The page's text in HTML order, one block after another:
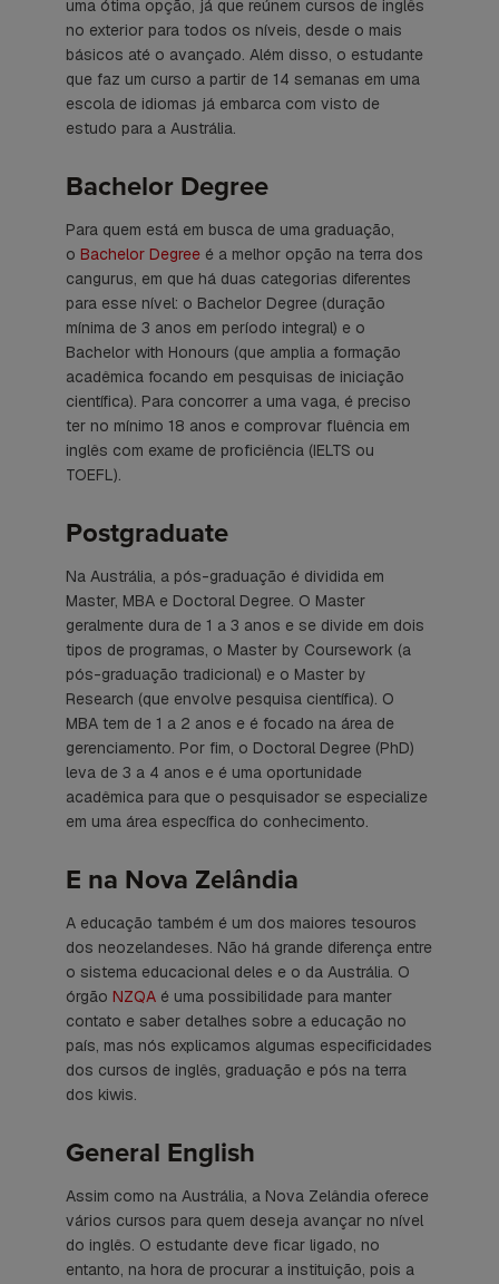
uma ótima opção, já que reúnem cursos de inglês
no exterior para todos os níveis, desde o mais
básicos até o avançado. Além disso, o estudante
que faz um curso a partir de 14 semanas em uma
escola de idiomas já embarca com visto de
estudo para a Austrália.
Bachelor Degree
Para quem está em busca de uma graduação,
o Bachelor Degree é a melhor opção na terra dos
cangurus, em que há duas categorias diferentes
para esse nível: o Bachelor Degree (duração
mínima de 3 anos em período integral) e o
Bachelor with Honours (que amplia a formação
acadêmica focando em pesquisas de iniciação
científica). Para concorrer a uma vaga, é preciso
ter no mínimo 18 anos e comprovar fluência em
inglês com exame de proficiência (IELTS ou
TOEFL).
Postgraduate
Na Austrália, a pós-graduação é dividida em
Master, MBA e Doctoral Degree. O Master
geralmente dura de 1 a 3 anos e se divide em dois
tipos de programas, o Master by Coursework (a
pós-graduação tradicional) e o Master by
Research (que envolve pesquisa científica). O
MBA tem de 1 a 2 anos e é focado na área de
gerenciamento. Por fim, o Doctoral Degree (PhD)
leva de 3 a 4 anos e é uma oportunidade
acadêmica para que o pesquisador se especialize
em uma área específica do conhecimento.
E na Nova Zelândia
A educação também é um dos maiores tesouros
dos neozelandeses. Não há grande diferença entre
o sistema educacional deles e o da Austrália. O
órgão NZQA é uma possibilidade para manter
contato e saber detalhes sobre a educação no
país, mas nós explicamos algumas especificidades
dos cursos de inglês, graduação e pós na terra
dos kiwis.
General English
Assim como na Austrália, a Nova Zelândia oferece
vários cursos para quem deseja avançar no nível
do inglês. O estudante deve ficar ligado, no
entanto, na hora de procurar a instituição, pois a